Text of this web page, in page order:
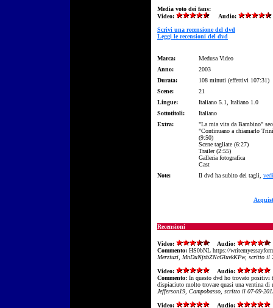
Media voto dei fans:
Video:
Audio:
Scrivi una recensione del dvd
Leggi le recensioni del dvd
Marca:
Medusa Video
Anno:
2003
Durata:
108 minuti (effettivi 107:31)
Scene:
21
Lingue:
Italiano 5.1, Italiano 1.0
Sottotitoli:
Italiano
Extra:
"La mia vita da Bambino"
"Continuano a chiamarlo
(9:50)
Scene tagliate (6:27)
Trailer (2:55)
Galleria fotografica
Cast
Note:
Il dvd ha subito dei tagli,
Recensioni
Video:
Audio:
Commento: HS0bNL https://
Merziuzi, MnDuNjxbZNcGluvkKFw, scritto il
Video:
Audio:
Commento: In questo dvd ho trovato
dispiaciuto molto trovare quasi una ventina
Jefferson19, Campobasso, scritto il 07-09-
Video:
Audio: